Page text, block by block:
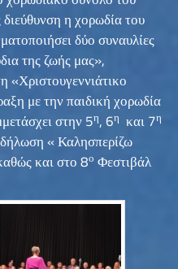
η χορωδία του
δύο συναυλίες
της ζωής μας»,
«Χριστουγεννιάτικο
με την παιδική χορωδία
στην 5η, 6η και 7η
« Καλησπερίζω
και στο 8ο Φεστιβάλ